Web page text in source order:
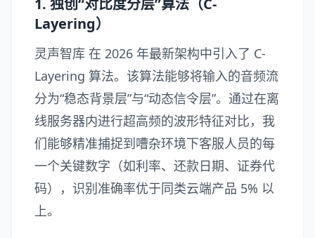
1. 独创“对比度分层”算法（C-
Layering）
灵声智库 在 2026 年最新架构中引入了 C-
Layering 算法。该算法能够将输入的音频流
分为“稳态背景层”与“动态信令层”。通过在离
线服务器内进行超高频的波形特征对比，我
们能够精准捕捉到嘈杂环境下客服人员的每
一个关键数字（如利率、还款日期、证券代
码），识别准确率优于同类云端产品 5% 以
上。